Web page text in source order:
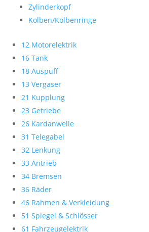
Zylinderkopf
Kolben/Kolbenringe
12 Motorelektrik
16 Tank
18 Auspuff
13 Vergaser
21 Kupplung
23 Getriebe
26 Kardanwelle
31 Telegabel
32 Lenkung
33 Antrieb
34 Bremsen
36 Räder
46 Rahmen & Verkleidung
51 Spiegel & Schlösser
61 Fahrzeugelektrik